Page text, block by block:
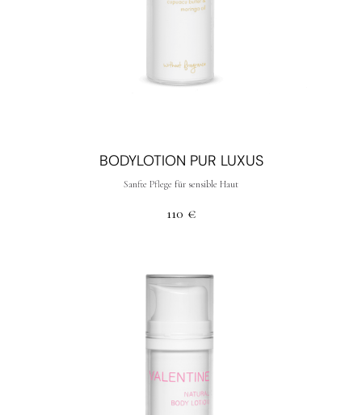
BODYLOTION PUR LUXUS
Sanfte Pflege für sensible Haut
110 €